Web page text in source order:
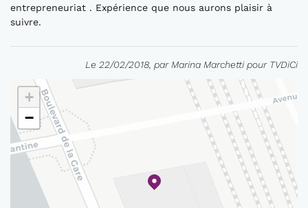
entrepreneuriat . Expérience que nous aurons plaisir à
suivre.
Le 22/02/2018, par Marina Marchetti pour TVDiCi
+
−